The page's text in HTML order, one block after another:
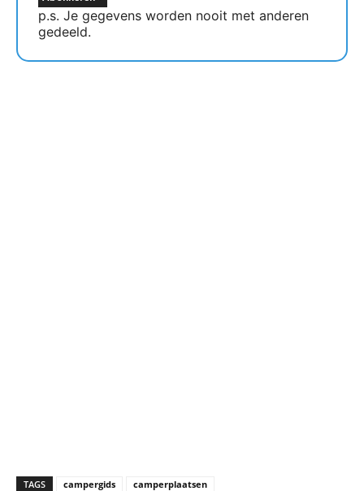
p.s. Je gegevens worden nooit met anderen
gedeeld.
TAGS campergids camperplaatsen